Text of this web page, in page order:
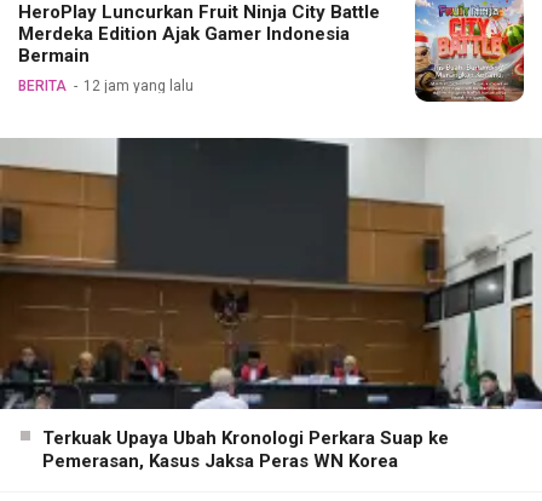
HeroPlay Luncurkan Fruit Ninja City Battle
Merdeka Edition Ajak Gamer Indonesia
Bermain
BERITA 12 jam yang lalu
Terkuak Upaya Ubah Kronologi Perkara Suap ke
Pemerasan, Kasus Jaksa Peras WN Korea